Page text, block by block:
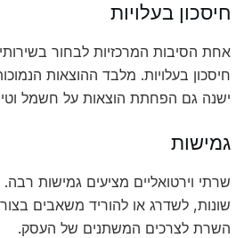
חיסכון בעלויות
אחת הסיבות המרכזיות לבחור
חיסכון בעלויות. מלבד ההוצאות
ישנה גם הפחתת הוצאות על חשמל
גמישות
שרתי וירטואליים מציעים גמישות
שונות, לשדרג או להוריד משאבים
השרת לצרכים המשתנים של העסק.